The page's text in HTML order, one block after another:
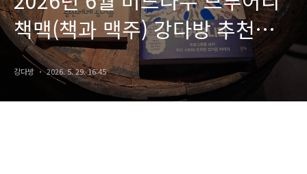
책맥(책과 맥주) 강다방 추천
도서
강다방 2026. 5. 29. 16:45